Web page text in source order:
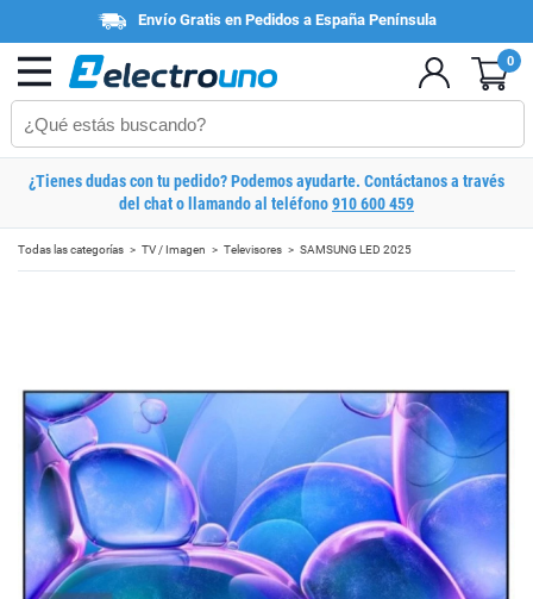
Envío Gratis en Pedidos a España Península
0
¿Tienes dudas con tu pedido? Podemos ayudarte. Contáctanos a través
del chat o llamando al teléfono910 600 459
Todas las categorías TV / Imagen Televisores SAMSUNG LED 2025